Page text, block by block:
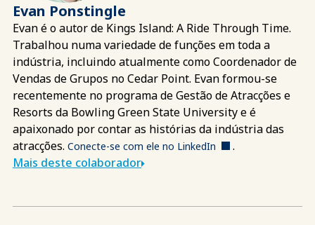
Evan Ponstingle
Evan é o autor de Kings Island: A Ride Through Time.
Trabalhou numa variedade de funções em toda a
indústria, incluindo atualmente como Coordenador de
Vendas de Grupos no Cedar Point. Evan formou-se
recentemente no programa de Gestão de Atracções e
Resorts da Bowling Green State University e é
apaixonado por contar as histórias da indústria das
atracções. Conecte-se com ele no LinkedIn
.
Mais deste colaborador